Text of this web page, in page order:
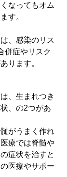
なってもオム
す。
、感染のリス
併症やリスク
ります。
、生まれつき
、の2つがあ
がうまく作れ
療では脊髄や
症状を治すと
医療やサポー